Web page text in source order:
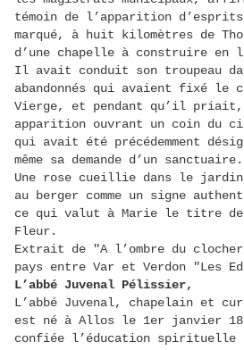
témoin de l’apparition
marqué, à huit kilomètres de
d’une chapelle à construire en
Il avait conduit son troupeau
abandonnés qui avaient fixé le
Vierge, et pendant qu’il priait,
apparition ouvrant un coin du
qui avait été précédemment
même sa demande d’un sanctuaire.
Une rose cueillie dans le
au berger comme un signe
ce qui valut à Marie le titre de
Fleur.
Extrait de "A l’ombre du
pays entre Var et Verdon "Les
L’abbé Juvenal Pélissier,
L’abbé Juvenal, chapelain et
est né à Allos le 1er janvier
confiée l’éducation spirituelle